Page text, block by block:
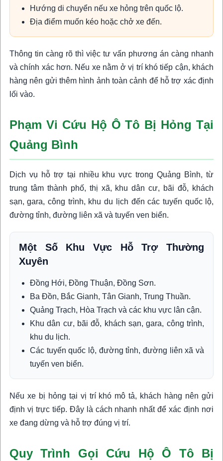
Hướng di chuyển nếu xe hỏng trên quốc lộ.
Địa điểm muốn kéo hoặc chở xe đến.
Thông tin càng rõ thì việc tư vấn phương án càng nhanh
và chính xác hơn. Nếu xe nằm ở vị trí khó tiếp cận, khách
hàng nên gửi thêm hình ảnh toàn cảnh để hỗ trợ xác định
lối vào.
Phạm Vi Cứu Hộ Ô Tô Bị Hỏng Tại
Quảng Bình
Dịch vụ hỗ trợ tại nhiều khu vực trong Quảng Bình, từ
trung tâm thành phố, thị xã, khu dân cư, bãi đỗ, khách
sạn, gara, công trình, khu du lịch đến các tuyến quốc lộ,
đường tỉnh, đường liên xã và tuyến ven biển.
Một Số Khu Vực Hỗ Trợ Thường
Xuyên
Đồng Hới, Đồng Thuận, Đồng Sơn.
Ba Đồn, Bắc Gianh, Tân Gianh, Trung Thuần.
Quảng Trạch, Hòa Trạch và các khu vực lân cận.
Khu dân cư, bãi đỗ, khách sạn, gara, công trình,
khu du lịch.
Các tuyến quốc lộ, đường tỉnh, đường liên xã và
tuyến ven biển.
Nếu xe bị hỏng tại vị trí khó mô tả, khách hàng nên gửi
định vị trực tiếp. Đây là cách nhanh nhất để xác định nơi
xe đang dừng và hỗ trợ đúng vị trí.
Quy Trình Gọi Cứu Hộ Ô Tô Bị